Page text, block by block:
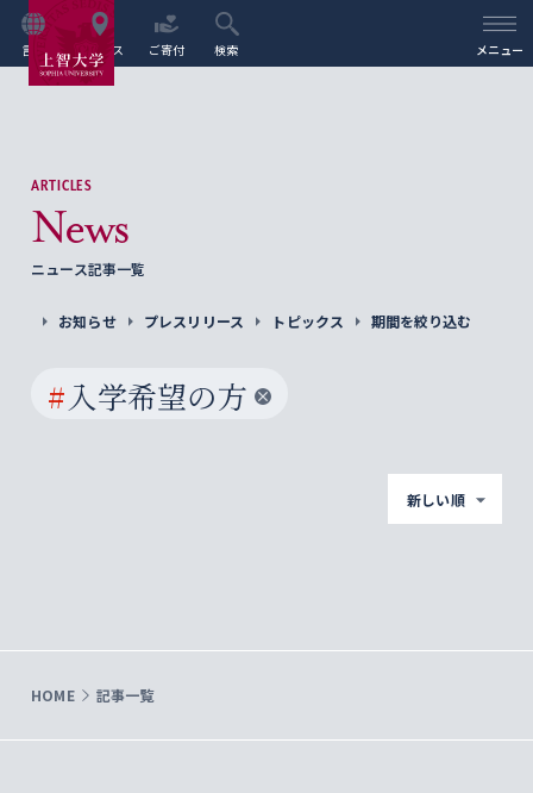
言語 アクセス ご寄付 検索 メニュー
ARTICLES
News
ニュース記事一覧
お知らせ プレスリリース トピックス 期間を絞り込む
#入学希望の方
新しい順
HOME 記事一覧